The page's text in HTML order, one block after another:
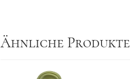
Ähnliche Produkte